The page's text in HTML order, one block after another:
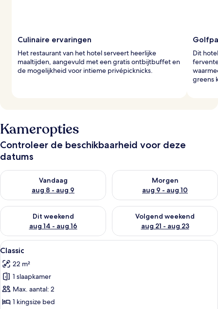
Culinaire ervaringen
Het restaurant van het hotel serveert heerlijke
maaltijden, aangevuld met een gratis ontbijtbuffet en
de mogelijkheid voor intieme privépicknicks.
Dit
greens
Kameropties
Controleer de beschikbaarheid voor deze
datums
Vandaag
aug 8 - aug 9
De beschikbaarheid controleren voor vanavond aug 8 - aug 9
Morgen
aug 9 - aug 10
De beschikbaarheid
Dit weekend
aug 14 - aug 16
De beschikbaarheid controleren voor dit weekend aug 14 -
Volgend weekend
aug 21 - aug 23
De beschikbaarheid
Alle
foto's
voor
Classic
laden
Een moderne hotelkamer met een
6
Classic
22 m²
1 slaapkamer
Max. aantal: 2
1 kingsize bed